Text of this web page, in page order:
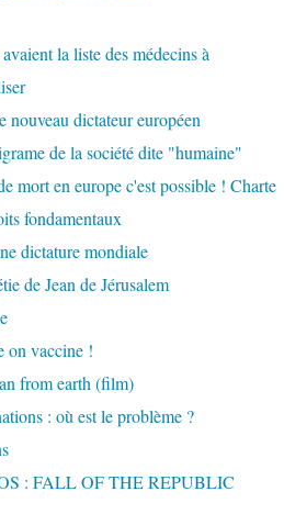
la liste des médecins à
nouveau dictateur européen
de la société dite "humaine"
mort en europe c'est possible ! Charte
fondamentaux
dictature mondiale
de Jean de Jérusalem
on vaccine !
from earth (film)
: où est le problème ?
: FALL OF THE REPUBLIC